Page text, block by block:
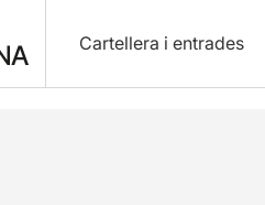
Cartellera i entrades